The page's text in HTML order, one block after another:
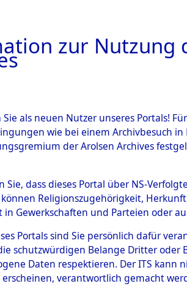
Kemnath
zur Nutzung
als neuen Nutzer unseres Portals!
wie bei einem Archivbesuch
der Arolsen Archives
Sie, dass dieses Portal über NS-
Religionszugehörigkeit,
in Gewerkschaften und Parteien oder
Portals sind Sie persönlich dafür
schutzwürdigen Belange Dritter
Daten respektieren. Der ITS
verantwortlich gemacht